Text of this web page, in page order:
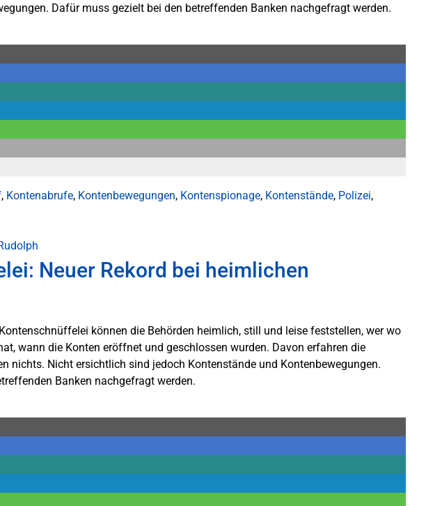
Dafür muss gezielt bei den betreffenden Banken nachgefragt werden.
, Kontenabrufe, Kontenbewegungen, Kontenspionage, Kontenstände, Polizei,
Neuer Rekord bei heimlichen
können die Behörden heimlich, still und leise feststellen, wer wo
wann die Konten eröffnet und geschlossen wurden. Davon erfahren die
nichts. Nicht ersichtlich sind jedoch Kontenstände und Kontenbewegungen.
Banken nachgefragt werden.